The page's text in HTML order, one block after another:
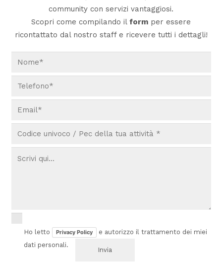
community con servizi vantaggiosi.
Scopri come compilando il form per essere
ricontattato dal nostro staff e ricevere tutti i dettagli!
Ho letto Privacy Policy
e autorizzo il trattamento dei miei
dati personali.